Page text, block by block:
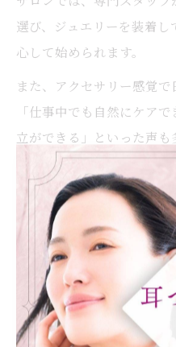
選び、ジュエリーを装着
心して始められます。
また、アクセサリー感覚で
「仕事中でも自然にケア
立ができる」といった声
を活用することで、美容
で幅広く対応できるため
れています。手軽さとデザ
支持される理由となってい